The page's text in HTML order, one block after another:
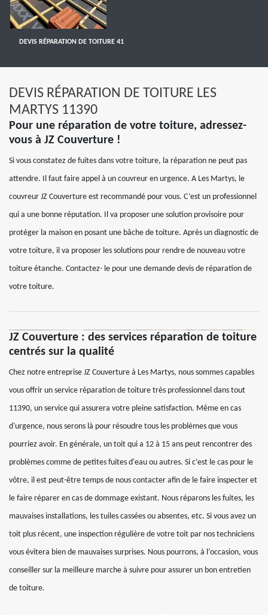
DEVIS RÉPARATION DE TOITURE 41
DEVIS RÉPARATION DE TOITURE LES
MARTYS 11390
Pour une réparation de votre toiture, adressez-
vous à JZ Couverture !
Si vous constatez de fuites dans votre toiture, la réparation ne peut pas
attendre. Il faut faire appel à un couvreur en urgence. A Les Martys, le
couvreur JZ Couverture est recommandé pour vous. C’est un professionnel
qui a une bonne réputation. Il va proposer une solution provisoire pour
protéger la maison en posant une bâche de toiture. Après un diagnostic de
votre toiture, il va proposer les solutions pour rendre de nouveau votre
toiture étanche. Contactez- le pour une demande devis de réparation de
votre toiture.
JZ Couverture : des services réparation de toiture
centrés sur la qualité
Chez notre entreprise JZ Couverture à Les Martys, nous sommes capables
vous offrir un service réparation de toiture très professionnel dans tout
11390, un service qui assurera votre pleine satisfaction. Même en cas
d'urgence, nous serons là pour résoudre tous les problèmes que vous
pourriez avoir. En générale, un toit qui a 12 à 15 ans peut rencontrer des
problèmes comme de petites fuites d'eau ou autres. Si c’est le cas pour le
vôtre, il est peut-être temps de nous contacter afin de le faire inspecter et
le faire réparer en cas de dommage existant. Nous réparons les fuites, les
mauvaises installations, les tuiles cassées ou absentes, etc. Si vous avez un
toit plus récent, une inspection régulière de votre toit par nos techniciens
vous évitera bien de mauvaises surprises. Nous pourrons, à l’occasion, vous
conseiller sur la meilleure marche à suivre pour assurer un bon entretien
de toiture.